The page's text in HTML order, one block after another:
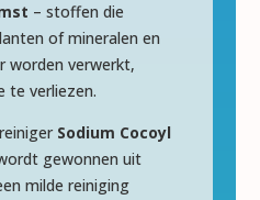
– stoffen die
of mineralen en
worden verwerkt,
te verliezen.
Sodium Cocoyl
gewonnen uit
milde reiniging